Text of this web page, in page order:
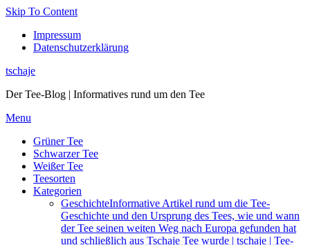
Skip To Content
Impressum
Datenschutzerklärung
tschaje
Der Tee-Blog | Informatives rund um den Tee
Menu
Grüner Tee
Schwarzer Tee
Weißer Tee
Teesorten
Kategorien
GeschichteInformative Artikel rund um die Tee-
Geschichte und den Ursprung des Tees, wie und wann
der Tee seinen weiten Weg nach Europa gefunden hat
und schließlich aus Tschaje Tee wurde | tschaje | Tee-